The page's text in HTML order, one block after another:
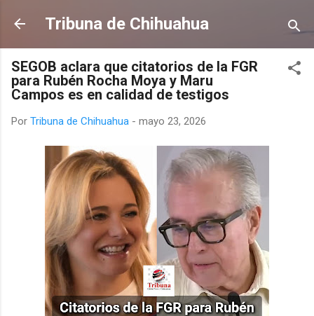
Ir al contenido principal
Tribuna de Chihuahua
SEGOB aclara que citatorios de la FGR
para Rubén Rocha Moya y Maru
Campos es en calidad de testigos
Por Tribuna de Chihuahua - mayo 23, 2026